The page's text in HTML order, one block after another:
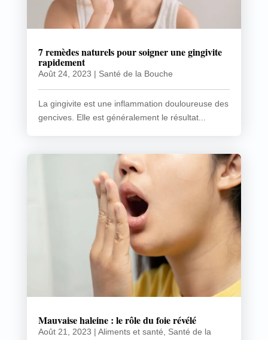
7 remèdes naturels pour soigner une gingivite
rapidement
Août 24, 2023 | Santé de la Bouche
La gingivite est une inflammation douloureuse des
gencives. Elle est généralement le résultat...
Mauvaise haleine : le rôle du foie révélé
Août 21, 2023 | Aliments et santé, Santé de la